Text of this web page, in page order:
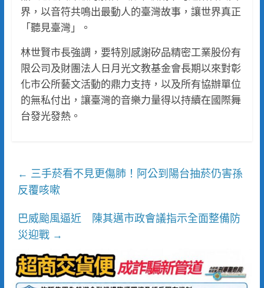
界，以音符共鳴出最動人的臺灣故事，讓世界真正
「聽見臺灣」。
林世賢市長強調，要特別感謝矽品精密工業股份有
限公司及財團法人日月光文教基金會長期以來對彰
化市公所藝文活動的鼎力支持，以及所有協辦單位
的無私付出，讓臺灣的音樂力量得以持續在國際舞
台發光發熱。
← 三手菸看不見更傷肺！阿公到陽台抽菸仍害孫
反覆咳嗽
巴威颱風逼近 陳其邁市政會議指示全面整備防
災迎戰 →